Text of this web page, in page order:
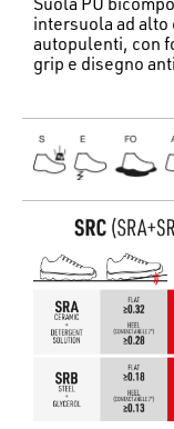
intersuola ad
autopulenti, con
grip e disegno